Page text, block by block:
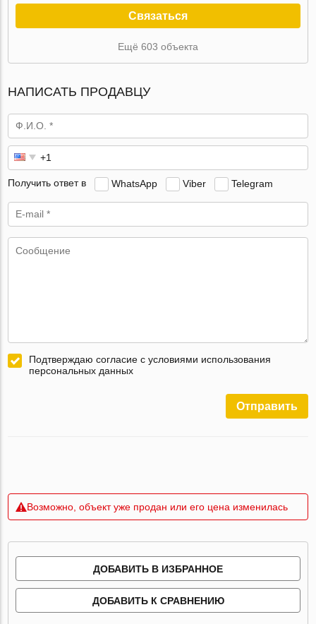
Связаться
Ещё 603 объекта
НАПИСАТЬ ПРОДАВЦУ
Получить ответ в WhatsApp Viber Telegram
Подтверждаю согласие с условиями использования
персональных данных
Отправить
Возможно, объект уже продан или его цена изменилась
ДОБАВИТЬ В ИЗБРАННОЕ
ДОБАВИТЬ К СРАВНЕНИЮ